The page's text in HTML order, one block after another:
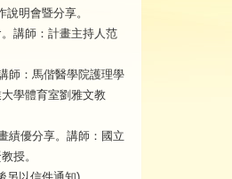
明會暨分享。
講師：計畫主持人范
師：馬偕醫學院護理學
學體育室劉雅文教
績優分享。講師：國立
授。